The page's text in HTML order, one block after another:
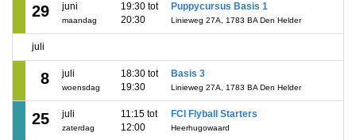
29 juni
maandag
19:30 tot
20:30
Puppycursus Basis 1
Linieweg 27A, 1783 BA Den Helder
juli
8 juli
woensdag
18:30 tot
19:30
Basis 3
Linieweg 27A, 1783 BA Den Helder
25 juli
zaterdag
11:15 tot
12:00
FCI Flyball Starters
Heerhugowaard